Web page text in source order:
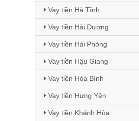
Vay tiền Hà Tĩnh
Vay tiền Hải Dương
Vay tiền Hải Phòng
Vay tiền Hậu Giang
Vay tiền Hòa Bình
Vay tiền Hưng Yên
Vay tiền Khánh Hòa